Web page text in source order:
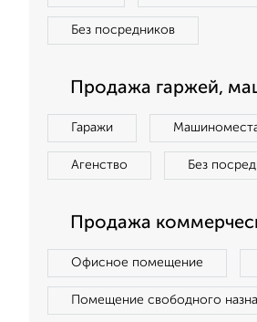
Без посредников
Продажа гаржей,
Гаражи
Агенство Без
Продажа
Офисное помещение
Помещение свободного